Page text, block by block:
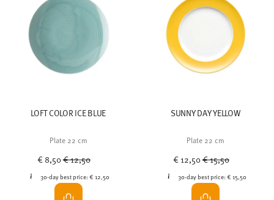
LOFT COLOR ICE BLUE
Plate 22 cm
€ 8,50Price reduced from
€ 12,50
30-day best price:€ 12,50
SUNNY DAY YELLOW
Plate 22 cm
€ 12,50Price reduced from
€ 15,50
30-day best price:€ 15,50